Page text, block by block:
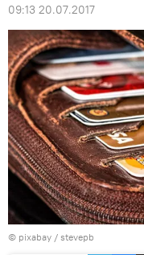
09:13 20.07.2017
© pixabay / stevepb